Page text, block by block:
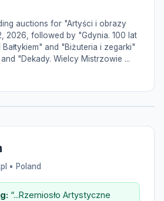
auctions for "Artyści i obrazy
2026, followed by "Gdynia. 100 lat
and "Biżuteria i zegarki"
"Dekady. Wielcy Mistrzowie ...
• Poland
“...Rzemiosło Artystyczne